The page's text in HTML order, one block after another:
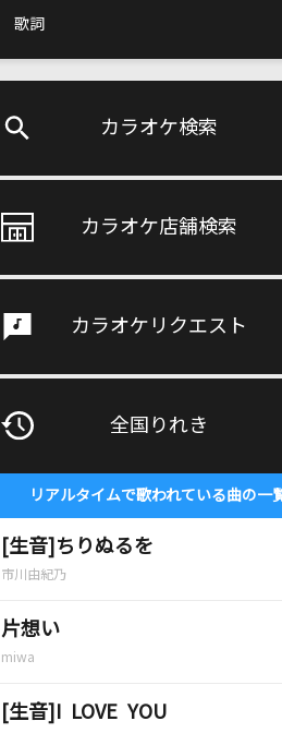
歌詞
カラオケ検索
カラオケ店舗検索
カラオケリクエスト
全国りれき
リアルタイムで歌われている曲の一
[生音]ちりぬるを
市川由紀乃
片想い
miwa
[生音]I LOVE YOU